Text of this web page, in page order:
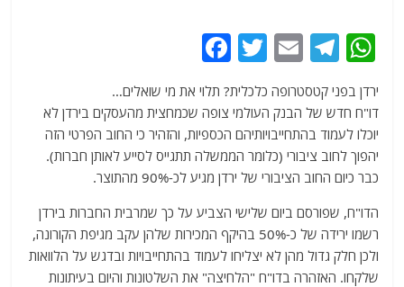
W
at
s
A
p
p
T
e
g
ra
m
E
m
ai
l
T
itt
er
c
e
b
o
o
k
ירדן בפני קטסטרופה כלכלית? תלוי את מי שואלים…
דו"ח חדש של הבנק העולמי צופה שכמחצית מהעסקים בירדן לא
יוכלו לעמוד בהתחייבויותיהם הכספיות, והזהיר כי החוב הפרטי הזה
יהפוך לחוב ציבורי (כלומר הממשלה תתגייס לסייע לאותן חברות).
כבר כיום החוב הציבורי של ירדן מגיע לכ-90% מהתוצר.
הדו"ח, שפורסם ביום שלישי הצביע על כך שמרבית החברות בירדן
רשמו ירידה של כ-50% בהיקף המכירות שלהן עקב מגיפת הקורונה,
ולכן חלק גדול מהן לא יצליחו לעמוד בהתחייבויות ובדגש על הלוואות
שלקחו. האזהרה בדו"ח "הלחיצה" את השלטונות והיום בעיתונות